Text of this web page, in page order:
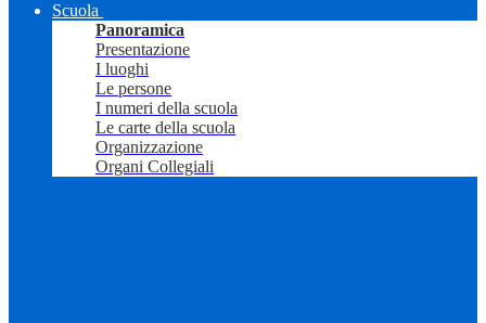
Scuola
Panoramica
Presentazione
I luoghi
Le persone
I numeri della scuola
Le carte della scuola
Organizzazione
Organi Collegiali